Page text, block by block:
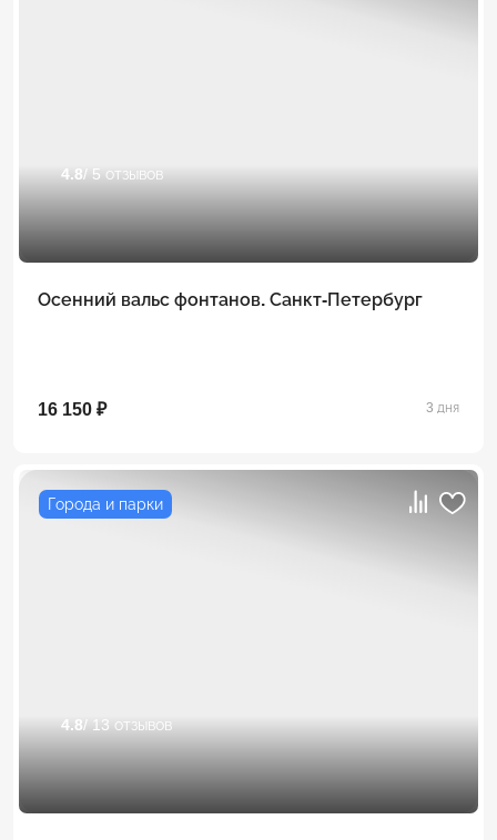
4.8/ 5 отзывов
Осенний вальс фонтанов. Санкт-Петербург
16 150 ₽ 3 дня
Города и парки
4.8/ 13 отзывов